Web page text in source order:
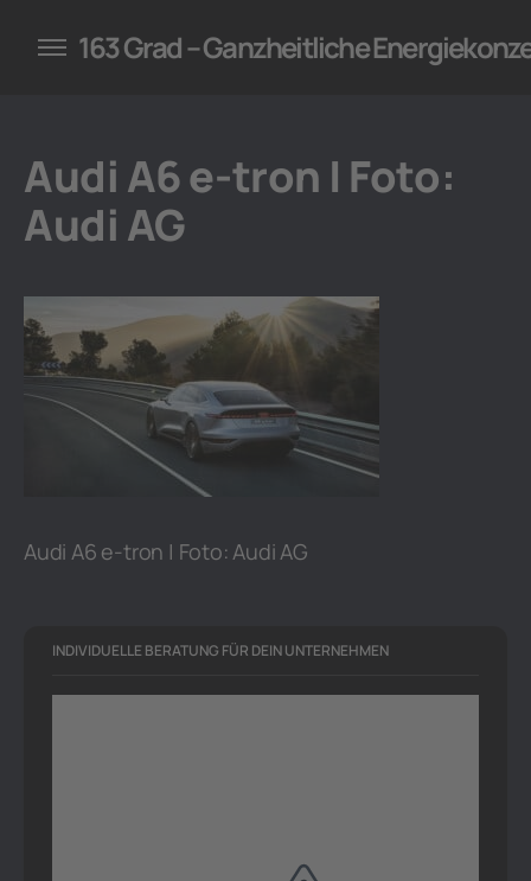
für Unternehmen
163 Grad – Ganzheitliche
Audi A6 e-tron | Foto:
Audi AG
Audi A6 e-tron | Foto: Audi AG
INDIVIDUELLE BERATUNG FÜR DEIN UNTERNEHMEN